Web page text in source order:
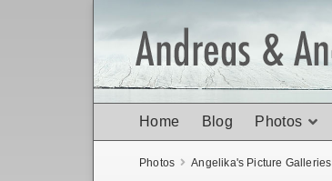
Photos Angelika's Picture Galleries
Home Blog Photos